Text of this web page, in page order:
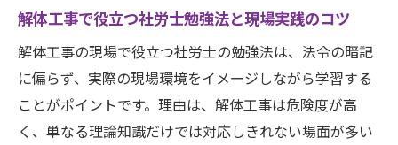
解体工事で役立つ社労士勉強法と現場実践のコツ
解体工事の現場で役立つ社労士の勉強法は、法令の暗記
に偏らず、実際の現場環境をイメージしながら学習する
ことがポイントです。理由は、解体工事は危険度が高
く、単なる理論知識だけでは対応しきれない場面が多い